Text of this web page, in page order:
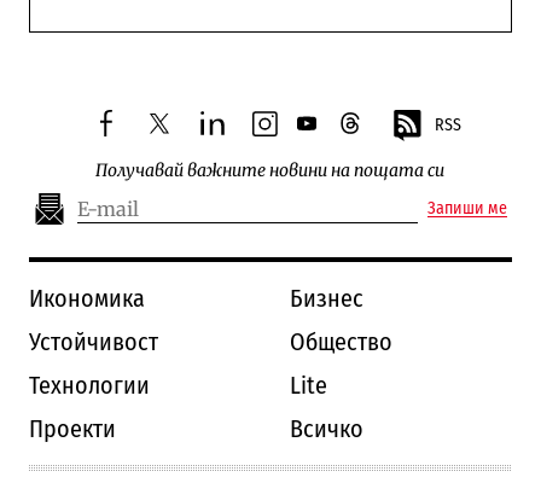
facebooktwitterlinkedininstagram
youtubethreads RSS
Получавай важните новини на пощата си
Запиши ме
Икономика
Бизнес
Устойчивост
Общество
Технологии
Lite
Проекти
Всичко